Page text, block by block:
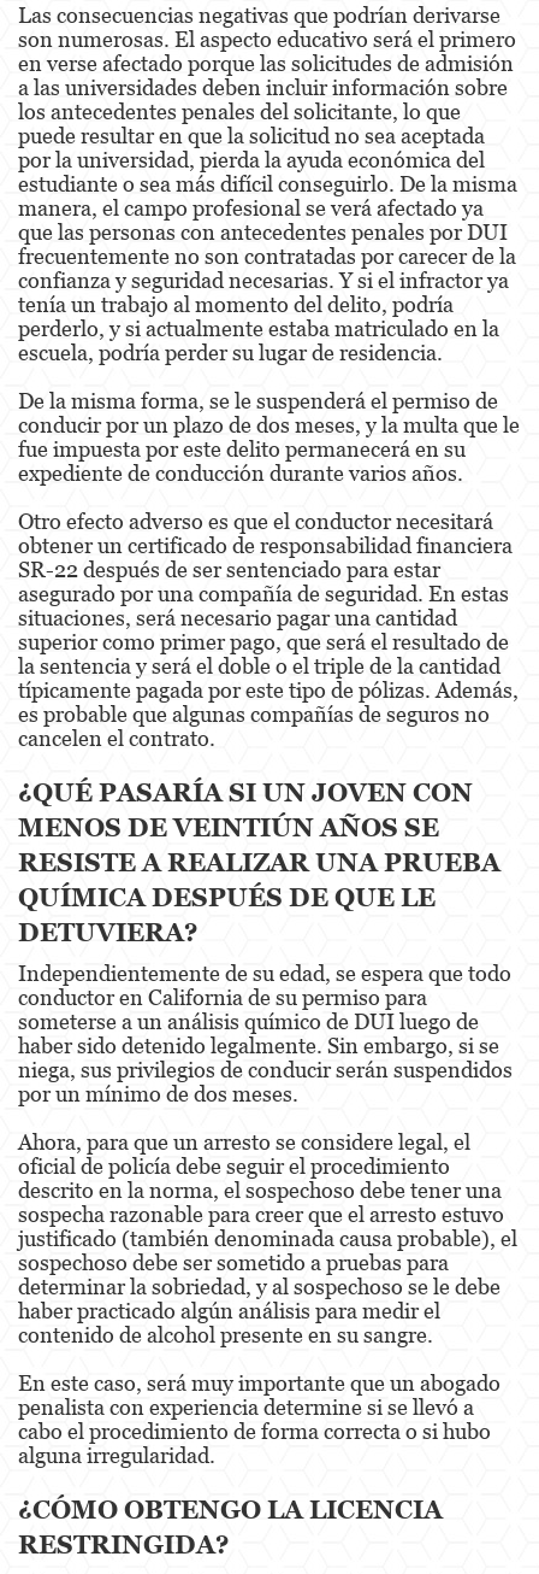
Battery Or Corporal Injury On A Spouse
Battery with Serious Bodily Injury
Assault On A Public Official
Domestic Violence
Child Abuse
Child Abduction
Child Endangerment
Child Neglect
Corporal Injury
Domestic Battery
Elder Abuse
Emergency Protective Order
Permanent Restraining Order
Posting Harmful Information on the Internet
Revenge Porn
Stalking
Violation of a Restraining Order
Driving Crimes
Carjacking
Driving with a Suspended License
Evading a Police Officer
Hit and Run
Vehicular Manslaughter
Drug Crimes
California Marijuana Laws
Manufacturing Drugs
Possession Of A Controlled Substance
Possession Of A Controlled Substance For Sale
Possession of Drug Paraphernalia
Possession Of Marijuana For Sale
Las consecuencias negativas que podrían derivarse
son numerosas. El aspecto educativo será el primero
en verse afectado porque las solicitudes de admisión
a las universidades deben incluir información sobre
los antecedentes penales del solicitante, lo que
puede resultar en que la solicitud no sea aceptada
por la universidad, pierda la ayuda económica del
estudiante o sea más difícil conseguirlo. De la misma
manera, el campo profesional se verá afectado ya
que las personas con antecedentes penales por DUI
frecuentemente no son contratadas por carecer de la
confianza y seguridad necesarias. Y si el infractor ya
tenía un trabajo al momento del delito, podría
perderlo, y si actualmente estaba matriculado en la
escuela, podría perder su lugar de residencia.
De la misma forma, se le suspenderá el permiso de
conducir por un plazo de dos meses, y la multa que le
fue impuesta por este delito permanecerá en su
expediente de conducción durante varios años.
Otro efecto adverso es que el conductor necesitará
obtener un certificado de responsabilidad financiera
SR-22 después de ser sentenciado para estar
asegurado por una compañía de seguridad. En estas
situaciones, será necesario pagar una cantidad
superior como primer pago, que será el resultado de
la sentencia y será el doble o el triple de la cantidad
típicamente pagada por este tipo de pólizas. Además,
es probable que algunas compañías de seguros no
cancelen el contrato.
¿QUÉ PASARÍA SI UN JOVEN CON
MENOS DE VEINTIÚN AÑOS SE
RESISTE A REALIZAR UNA PRUEBA
QUÍMICA DESPUÉS DE QUE LE
DETUVIERA?
Independientemente de su edad, se espera que todo
conductor en California de su permiso para
someterse a un análisis químico de DUI luego de
haber sido detenido legalmente. Sin embargo, si se
niega, sus privilegios de conducir serán suspendidos
por un mínimo de dos meses.
Ahora, para que un arresto se considere legal, el
oficial de policía debe seguir el procedimiento
descrito en la norma, el sospechoso debe tener una
sospecha razonable para creer que el arresto estuvo
justificado (también denominada causa probable), el
sospechoso debe ser sometido a pruebas para
determinar la sobriedad, y al sospechoso se le debe
haber practicado algún análisis para medir el
contenido de alcohol presente en su sangre.
En este caso, será muy importante que un abogado
penalista con experiencia determine si se llevó a
cabo el procedimiento de forma correcta o si hubo
alguna irregularidad.
¿CÓMO OBTENGO LA LICENCIA
RESTRINGIDA?